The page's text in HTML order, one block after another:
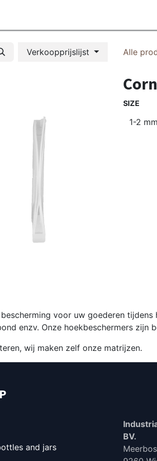
Verkoopprijslijst Alle
SIZE
voor uw goederen
enzv. Onze hoekbeschermers zijn
wij maken zelf onze matrijzen.
and jars
BV.